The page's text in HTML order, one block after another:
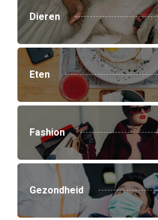
Dieren
Eten
Fashion
Gezondheid